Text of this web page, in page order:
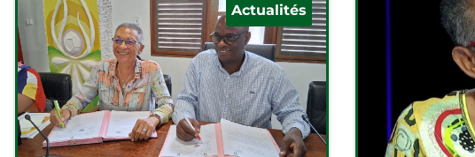
Actualités